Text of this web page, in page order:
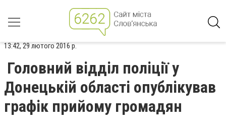
13:42, 29 лютого 2016 р.
Головний відділ поліції у
Донецькій області опублікував
графік прийому громадян